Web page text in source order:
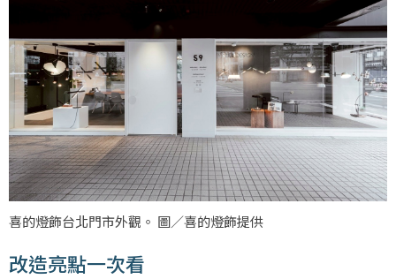
喜的燈飾台北門市外觀。 圖／喜的燈飾提供
改造亮點一次看